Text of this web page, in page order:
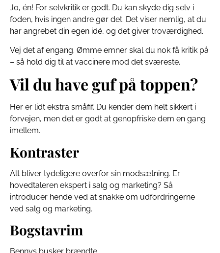
Jo, én! For selvkritik er godt. Du kan skyde dig selv i
foden, hvis ingen andre gør det. Det viser nemlig, at du
har angrebet din egen idé, og det giver troværdighed.
Vej det af engang. Ømme emner skal du nok få kritik på
– så hold dig til at vaccinere mod det sværeste.
Vil du have guf på toppen?
Her er lidt ekstra småfif. Du kender dem helt sikkert i
forvejen, men det er godt at genopfriske dem en gang
imellem.
Kontraster
Alt bliver tydeligere overfor sin modsætning. Er
hovedtaleren ekspert i salg og marketing? Så
introducer hende ved at snakke om udfordringerne
ved salg og marketing.
Bogstavrim